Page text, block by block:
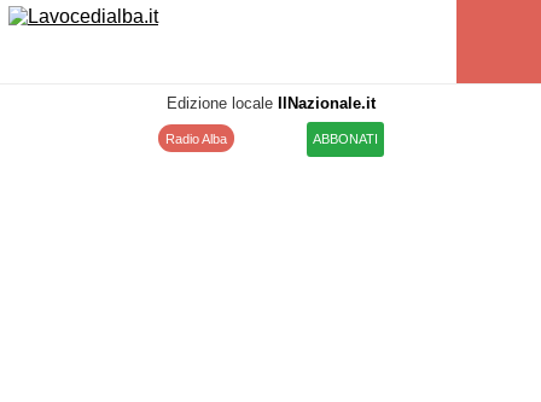
Edizione locale IlNazionale.it
Radio Alba ABBONATI